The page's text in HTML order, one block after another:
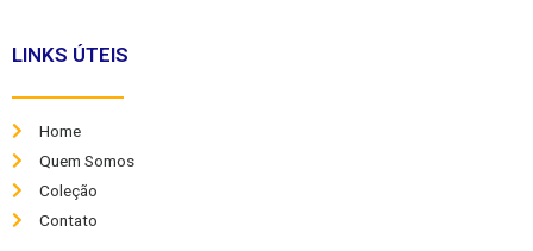
LINKS ÚTEIS
Home
Quem Somos
Coleção
Contato